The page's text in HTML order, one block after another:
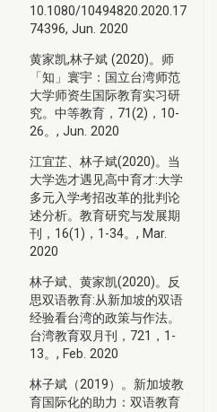
10.1080/10494820.2020.17
74396, Jun. 2020
黄家凯,林子斌 (2020)。师
「知」寰宇：国立台湾师范
大学师资生国际教育实习研
究。中等教育，71(2)，10-
26。, Jun. 2020
江宜芷、林子斌(2020)。当
大学选才遇见高中育才:大学
多元入学考招改革的批判论
述分析。教育研究与发展期
刊，16(1)，1-34。, Mar.
2020
林子斌、黄家凯(2020)。反
思双语教育:从新加坡的双语
经验看台湾的政策与作法。
台湾教育双月刊，721，1-
13。, Feb. 2020
林子斌（2019）。新加坡教
育国际化的助力：双语教育